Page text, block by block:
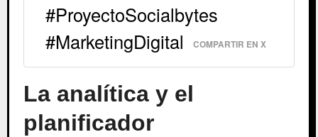
#ProyectoSocialbytes
#MarketingDigital
COMPARTIR EN X
La analítica y el
planificador